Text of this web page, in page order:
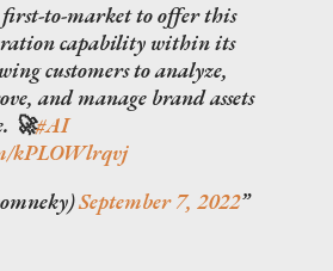
first-to-market to offer this
capability within its
customers to analyze,
and manage brand assets
🚀#AI
kPLOWlrqvj
September 7, 2022